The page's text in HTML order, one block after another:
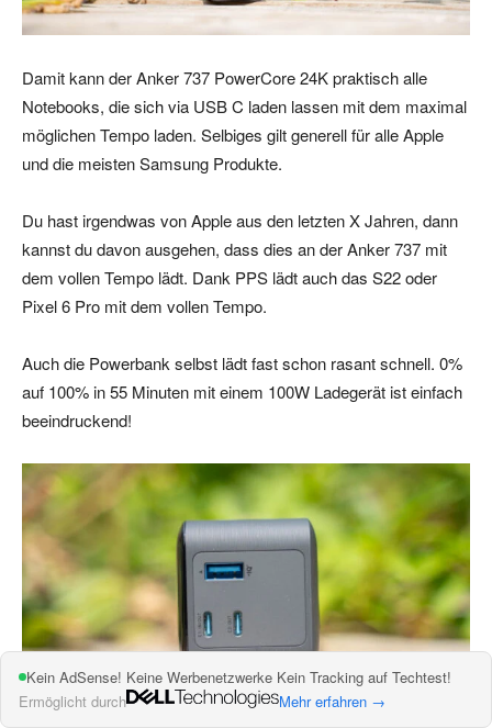
Damit kann der Anker 737 PowerCore 24K praktisch alle
Notebooks, die sich via USB C laden lassen mit dem maximal
möglichen Tempo laden. Selbiges gilt generell für alle Apple
und die meisten Samsung Produkte.
Du hast irgendwas von Apple aus den letzten X Jahren, dann
kannst du davon ausgehen, dass dies an der Anker 737 mit
dem vollen Tempo lädt. Dank PPS lädt auch das S22 oder
Pixel 6 Pro mit dem vollen Tempo.
Auch die Powerbank selbst lädt fast schon rasant schnell. 0%
auf 100% in 55 Minuten mit einem 100W Ladegerät ist einfach
beeindruckend!
Kein AdSense! Keine Werbenetzwerke Kein Tracking auf Techtest!
Ermöglicht durch
Mehr erfahren →